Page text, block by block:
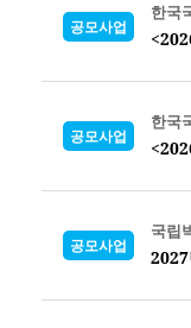
공모사업
한국
공모사업
한국
공모사업
국립